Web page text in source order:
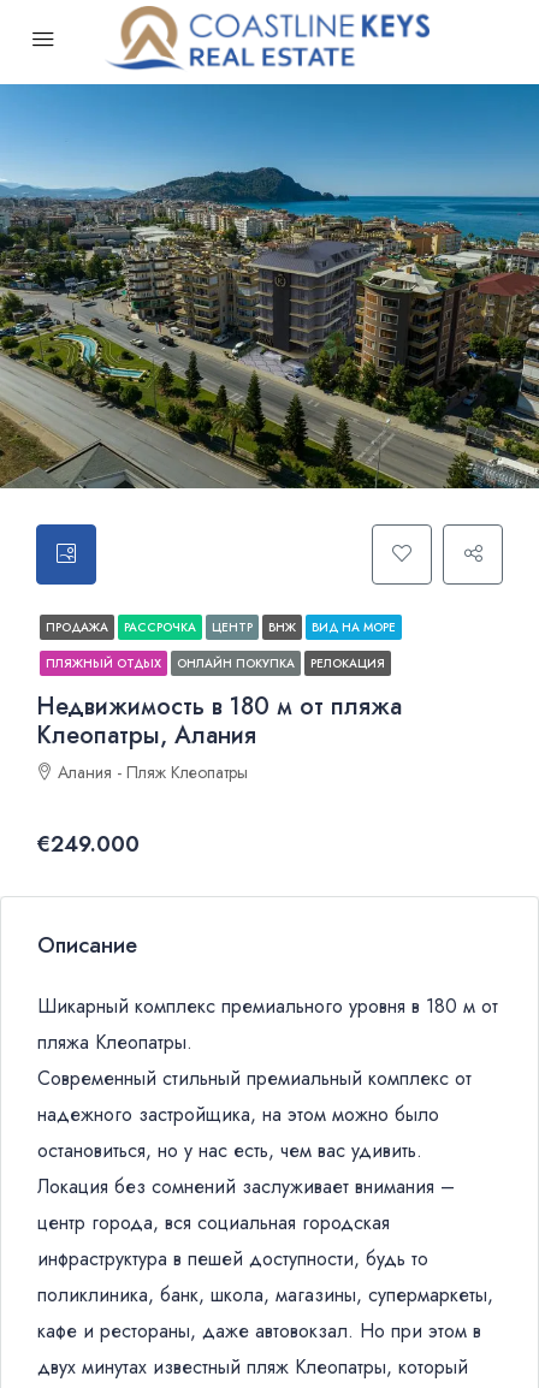
ПРОДАЖА РАССРОЧКА ЦЕНТР ВНЖ
ВИД НА МОРЕ
ПЛЯЖНЫЙ ОТДЫХ
ОНЛАЙН ПОКУПКА РЕЛОКАЦИЯ
Недвижимость в 180 м от пляжа
Клеопатры, Алания
Алания - Пляж Клеопатры
€249.000
Описание
Шикарный комплекс премиального уровня в 180 м от
пляжа Клеопатры.
Современный стильный премиальный комплекс от
надежного застройщика, на этом можно было
остановиться, но у нас есть, чем вас удивить.
Локация без сомнений заслуживает внимания –
центр города, вся социальная городская
инфраструктура в пешей доступности, будь то
поликлиника, банк, школа, магазины, супермаркеты,
кафе и рестораны, даже автовокзал. Но при этом в
двух минутах известный пляж Клеопатры, который